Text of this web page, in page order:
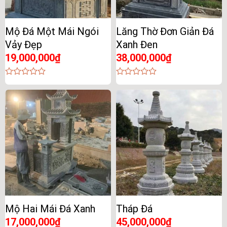
Mộ Đá Một Mái Ngói
Vảy Đẹp
19,000,000₫
0
out
5
Lăng Thờ Đơn Giản Đá
Xanh Đen
38,000,000₫
0
5
Mộ Hai Mái Đá Xanh
17,000,000₫
Tháp Đá
45,000,000₫